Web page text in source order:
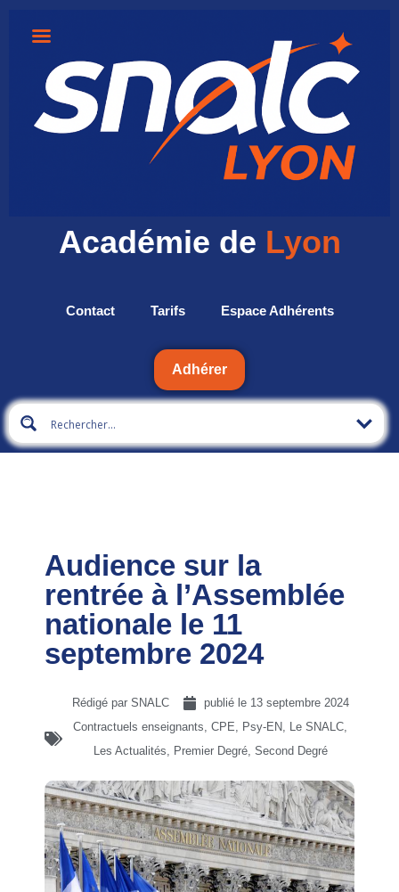
Académie de Lyon
Contact Tarifs Espace Adhérents
Adhérer
Audience sur la
rentrée à l’Assemblée
nationale le 11
septembre 2024
Rédigé par SNALC publié le 13 septembre 2024
Contractuels enseignants, CPE, Psy-EN, Le SNALC,
Les Actualités, Premier Degré, Second Degré